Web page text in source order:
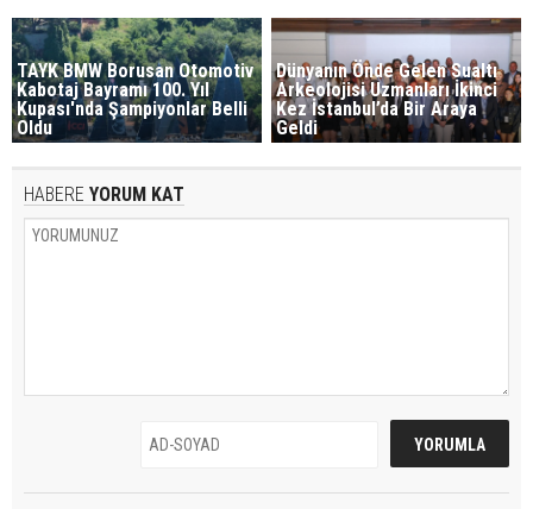
TAYK BMW Borusan Otomotiv
Kabotaj Bayramı 100. Yıl
Kupası'nda Şampiyonlar Belli
Oldu
Dünyanın Önde Gelen Sualtı
Arkeolojisi Uzmanları İkinci
Kez İstanbul’da Bir Araya
Geldi
HABERE YORUM KAT